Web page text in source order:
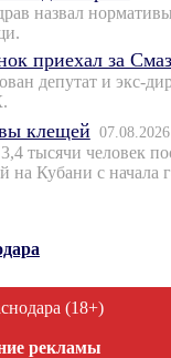
назвал
приехал за
депутат и экс-
клещей 07.08.2026
тысячи человек
на Кубани с начала
(18+)
рекламы